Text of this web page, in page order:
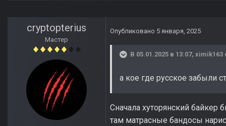
cryptopterius
Мастер
Опубликовано 5 января, 2025
В 05.01.2025 в 13:07, ximik163
а кое где русское забыли
Сначала хуторянский байкер
там матрасные бандосы